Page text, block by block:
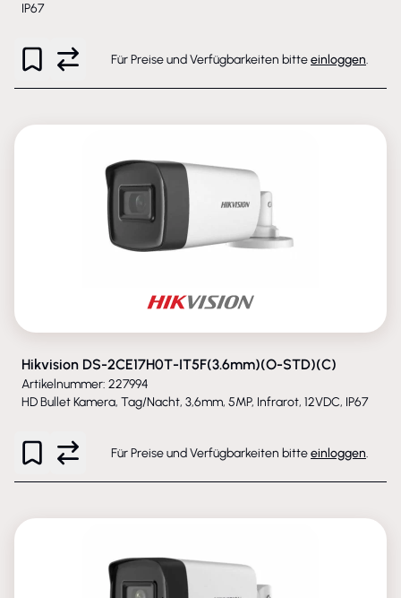
IP67
Für Preise und Verfügbarkeiten bitteeinloggen.
Hikvision DS-2CE17H0T-IT5F(3.6mm)(O-STD)(C)
Artikelnummer: 227994
HD Bullet Kamera, Tag/Nacht, 3,6mm, 5MP, Infrarot, 12VDC, IP67
Für Preise und Verfügbarkeiten bitteeinloggen.